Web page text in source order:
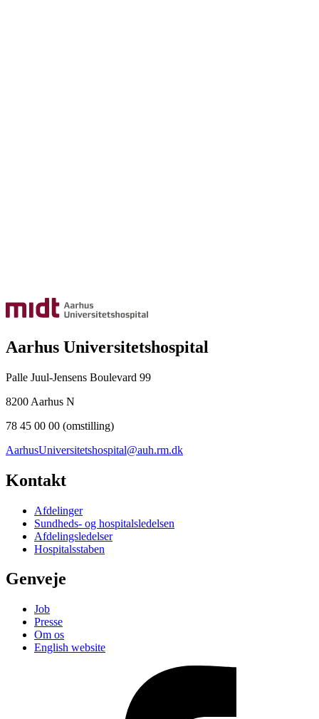
Aarhus Universitetshospital
Palle Juul-Jensens Boulevard 99
8200 Aarhus N
78 45 00 00 (omstilling)
AarhusUniversitetshospital@auh.rm.dk
Kontakt
Afdelinger
Sundheds- og hospitalsledelsen
Afdelingsledelser
Hospitalsstaben
Genveje
Job
Presse
Om os
English website